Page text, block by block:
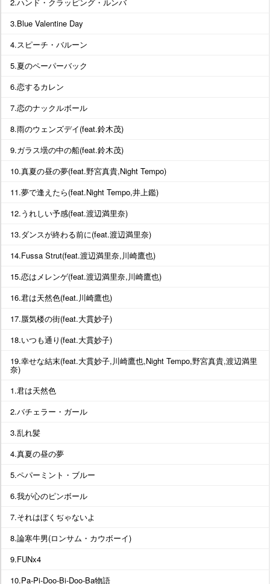
2.ハンド・クラッピング・ルンバ
3.Blue Valentine Day
4.スピーチ・バルーン
5.夏のペーパーバック
6.恋するカレン
7.恋のナックルボール
8.雨のウェンズデイ(feat.鈴木茂)
9.ガラス壜の中の船(feat.鈴木茂)
10.真夏の昼の夢(feat.野宮真貴,Night Tempo)
11.夢で逢えたら(feat.Night Tempo,井上鑑)
12.うれしい予感(feat.渡辺満里奈)
13.ダンスが終わる前に(feat.渡辺満里奈)
14.Fussa Strut(feat.渡辺満里奈,川崎鷹也)
15.恋はメレンゲ(feat.渡辺満里奈,川崎鷹也)
16.君は天然色(feat.川崎鷹也)
17.蜃気楼の街(feat.大貫妙子)
18.いつも通り(feat.大貫妙子)
19.幸せな結末(feat.大貫妙子,川崎鷹也,Night Tempo,野宮真貴,渡辺満里
奈)
1.君は天然色
2.バチェラー・ガール
3.乱れ髪
4.真夏の昼の夢
5.ペパーミント・ブルー
6.我が心のピンボール
7.それはぼくぢゃないよ
8.論寒牛男(ロンサム・カウボーイ)
9.FUNx4
10.Pa-Pi-Doo-Bi-Doo-Ba物語